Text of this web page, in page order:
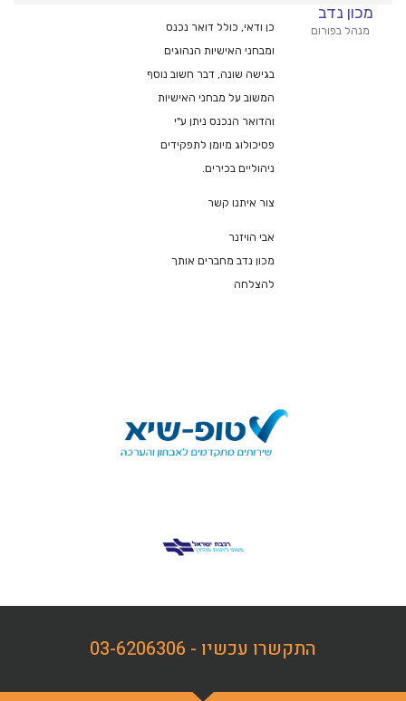
מכון נדב
מנהל בפורום
כן ודאי, כולל דואר נכנס
ומבחני האישיות הנהוגים
בגישה שונה, דבר חשוב נוסף
המשוב על מבחני האישיות
והדואר הנכנס ניתן ע"י
פסיכולוג מיומן לתפקידים
ניהוליים בכירים.
צור איתנו קשר
אבי הויזנר
מכון נדב מחברים אותך
להצלחה
התקשרו עכשיו - 03-6206306